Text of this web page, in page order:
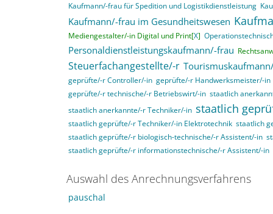
Kaufmann/-frau für Spedition und Logistikdienstleistung
Kaufmann/-frau im Gesundheitswesen
Mediengestalter/-in Digital und Print[X]
Personaldienstleistungskaufmann/-frau
Steuerfachangestellte/-r
geprüfte/-r Controller/-in geprüfte/-r Handwerksmeister/-in
geprüfte/-r technische/-r Betriebswirt/-in staatlich
staatlich anerkannte/-r Techniker/-in staatlich
staatlich geprüfte/-r Techniker/-in Elektrotechnik staatlich
staatlich geprüfte/-r biologisch-technische/-r Assistent/-in
staatlich geprüfte/-r informationstechnische/-r Assistent/-in
Auswahl des Anrechnungsverfahrens
pauschal